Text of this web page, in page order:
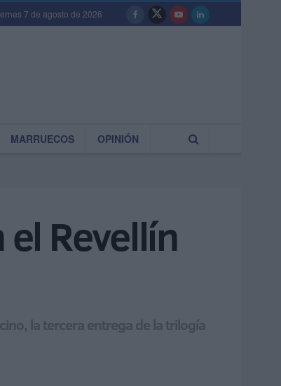
7 de agosto de 2026
MARRUECOS OPINIÓN
Revellín
la tercera entrega de la trilogía